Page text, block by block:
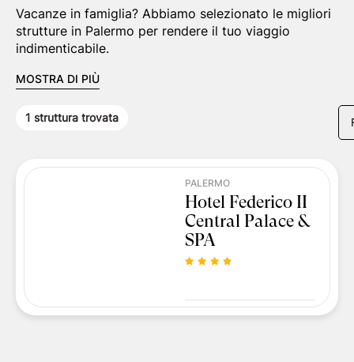
Vacanze in famiglia? Abbiamo selezionato le migliori
strutture in Palermo per rendere il tuo viaggio
indimenticabile.
MOSTRA DI PIÙ
1 struttura trovata
PALERMO
Hotel Federico II
Central Palace &
SPA